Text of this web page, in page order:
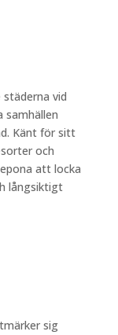
städerna vid
samhällen
Känt för sitt
och
att locka
långsiktigt
sig